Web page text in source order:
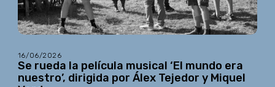
16/06/2026
Se rueda la película musical ‘El mundo era
nuestro’, dirigida por Álex Tejedor y Miquel